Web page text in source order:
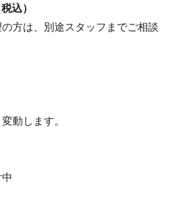
込）
方は、別途スタッフまでご相談
動します。